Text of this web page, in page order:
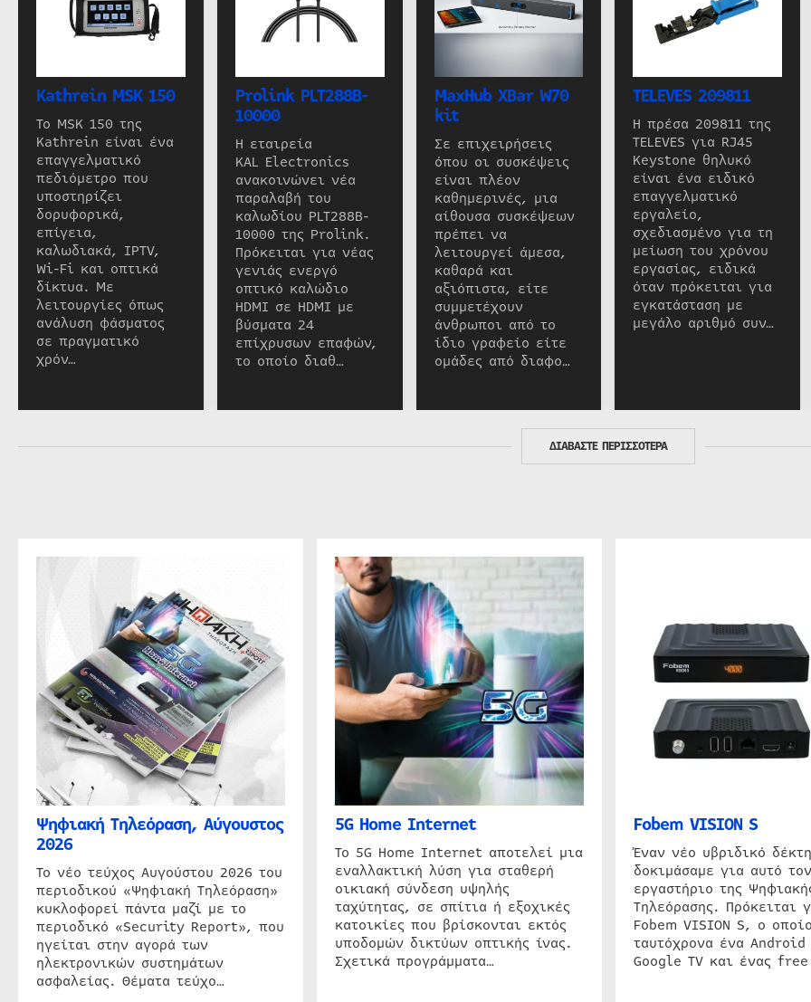
Kathrein MSK 150
Το MSK 150 της
Kathrein είναι ένα
επαγγελματικό
πεδιόμετρο που
υποστηρίζει
δορυφορικά,
επίγεια,
καλωδιακά, IPTV,
Wi-Fi και οπτικά
δίκτυα. Με
λειτουργίες όπως
ανάλυση φάσματος
σε πραγματικό
χρόν…
Prolink PLT288B-
10000
Η εταιρεία
KAL Electronics
ανακοινώνει νέα
παραλαβή του
καλωδίου PLT288B-
10000 της Prolink.
Πρόκειται για νέας
γενιάς ενεργό
οπτικό καλώδιο
HDMI σε HDMI με
βύσματα 24
επίχρυσων επαφών,
το οποίο διαθ…
MaxHub XBar W70
kit
Σε επιχειρήσεις
όπου οι συσκέψεις
είναι πλέον
καθημερινές, μια
αίθουσα συσκέψεων
πρέπει να
λειτουργεί άμεσα,
καθαρά και
αξιόπιστα, είτε
συμμετέχουν
άνθρωποι από το
ίδιο γραφείο είτε
ομάδες από διαφο…
TELEVES 209811
Η πρέσα 209811 της
TELEVES για RJ45
Keystone θηλυκό
είναι ένα ειδικό
επαγγελματικό
εργαλείο,
σχεδιασμένο για τη
μείωση του χρόνου
εργασίας, ειδικά
όταν πρόκειται για
εγκατάσταση με
μεγάλο αριθμό συν…
ΔΙΑΒΑΣΤΕ ΠΕΡΙΣΣΟΤΕΡΑ
Ψηφιακή Τηλεόραση, Αύγουστος
2026
Το νέο τεύχος Αυγούστου 2026 του
περιοδικού «Ψηφιακή Τηλεόραση»
κυκλοφορεί πάντα μαζί με το
περιοδικό «Security Report», που
ηγείται στην αγορά των
ηλεκτρονικών συστημάτων
ασφαλείας. Θέματα τεύχο…
5G Home Internet
Το 5G Home Internet αποτελεί μια
εναλλακτική λύση για σταθερή
οικιακή σύνδεση υψηλής
ταχύτητας, σε σπίτια ή εξοχικές
κατοικίες που βρίσκονται εκτός
υποδομών δικτύων οπτικής ίνας.
Σχετικά προγράμματα…
Fobem VISION S
Έναν νέο υβριδικό δέκτη
δοκιμάσαμε για αυτό
εργαστήριο της
Τηλεόρασης. Πρόκειται
Fobem VISION S, ο
ταυτόχρονα ένα Android
Google TV και ένας